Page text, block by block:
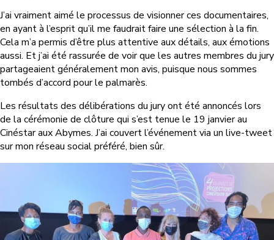
J’ai vraiment aimé le processus de visionner ces documentaires,
en ayant à l’esprit qu’il me faudrait faire une sélection à la fin.
Cela m’a permis d’être plus attentive aux détails, aux émotions
aussi. Et j’ai été rassurée de voir que les autres membres du jury
partageaient généralement mon avis, puisque nous sommes
tombés d’accord pour le palmarès.
Les résultats des délibérations du jury ont été annoncés lors
de la cérémonie de clôture qui s’est tenue le 19 janvier au
Cinéstar aux Abymes. J’ai couvert l’événement via un live-tweet
sur mon réseau social préféré, bien sûr.